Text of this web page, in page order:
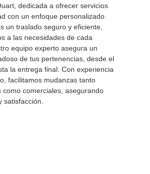
dedicada a ofrecer servicios
con un enfoque personalizado.
un traslado seguro y eficiente,
a las necesidades de cada
equipo experto asegura un
de tus pertenencias, desde el
la entrega final. Con experiencia
facilitamos mudanzas tanto
como comerciales, asegurando
satisfacción.